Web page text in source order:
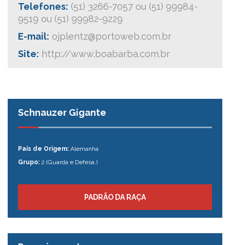
Telefones: (51) 3266-7057 ou (51) 99984-
9519 ou (51) 99982-9229
E-mail: ojplentz@portoweb.com.br
Site: http://www.boabarba.com.br
Schnauzer Gigante
País de Origem: Alemanha
Grupo: 2 (Guarda e Defesa.)
PADRÃO DA RAÇA